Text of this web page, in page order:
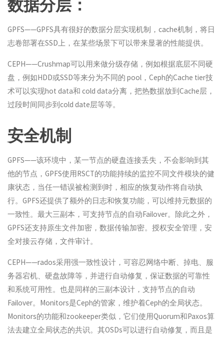
数据分层：
GPFS——GPFS具有很好的数据分层实现机制，cache机制，将日
志卷部署在SSD上，在某些场景下可以带来显著的性能提供。
CEPH——Crushmap可以用来做分级存储，例如根据底层不同硬
盘，例如HDD或SSD等来分为不同的 pool，Ceph的Cache tier技
术可以实现hot data和 cold data分离，把热数据放到Cache层，
过段时间同步到cold date层等等。
安全机制
GPFS——该环境中，某一节点的硬盘连接丢失，不会影响到其
他的节点，GPFS使用RSCT的功能持续的监控不同文件模块的健
康状态，当任一错误被检测到时，相应的恢复动作将自动执
行。GPFS还提供了额外的日志和恢复功能，可以维持元数据的
一致性。最大三副本，可支持节点的自动Failover。除此之外，
GPFS还支持原生文件加密，数据传输加密。授权安全管理，安
全对接云存储，文件审计。
CEPH——rados采用强一致性设计，可容忍网络中断、掉电、服
务器宕机、硬盘故障等，并进行自动修复，保证数据的可靠性
和系统可用性。也是同样的三副本设计，支持节点的自动
Failover。Monitors是Ceph的管家，维护着Ceph的全局状态。
Monitors的功能和zookeeper类似，它们使用Quorum和Paxos算
法去建立全局状态的共识。其OSDs可以进行自动修复，而且是